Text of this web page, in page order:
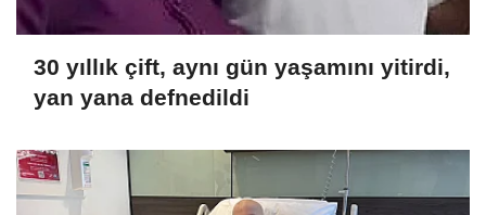
30 yıllık çift, aynı gün yaşamını yitirdi,
yan yana defnedildi